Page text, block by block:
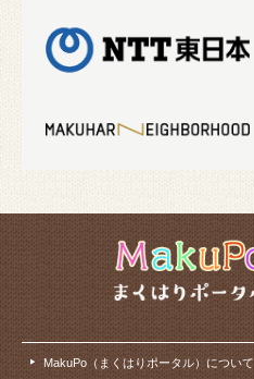
MakuPo（まくはりポータル）について